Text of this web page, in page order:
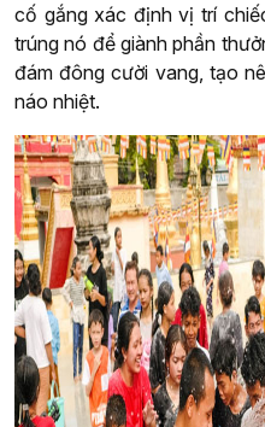
cố gắng xác định vị trí
trúng nó để giành phần
đám đông cười vang, tạo
náo nhiệt.